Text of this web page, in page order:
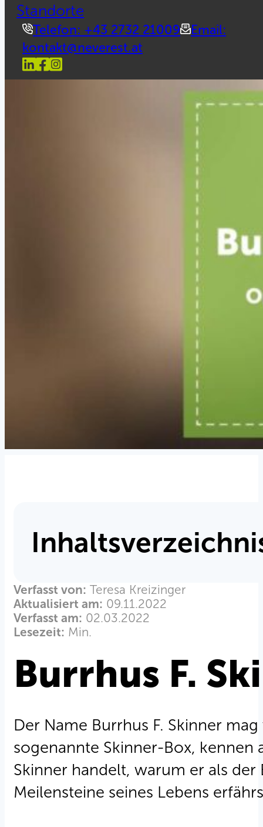
Standorte
Telefon: +43 2732 21009
Email:
kontakt@neverest.at
Verfasst von: Teresa Kreizinger
Aktualisiert am: 09.11.2022
Verfasst am: 02.03.2022
Lesezeit: Min.
Burrhus F.
Der Name Burrhus F. Skinner
sogenannte Skinner-Box, kennen
Skinner handelt, warum er als
Meilensteine seines Lebens